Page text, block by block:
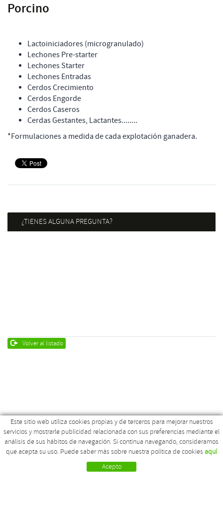
Porcino
Lactoiniciadores (microgranulado)
Lechones Pre-starter
Lechones Starter
Lechones Entradas
Cerdos Crecimiento
Cerdos Engorde
Cerdos Caseros
Cerdas Gestantes, Lactantes........
*Formulaciones a medida de cada explotación ganadera.
¿TIENES ALGUNA PREGUNTA?
Volver al listado
Empresa
Calidad y trazabilidad
Situación
Can Polit Nou, s/n
17179 La Pinya - Girona
972 268 569
EMPRESA
Este sitio web utiliza cookies propias y de terceros para mejorar nuestros
servicios y mostrarle publicidad relacionada con sus preferencias mediante el
análisis de sus hábitos de navegación. Si continua navegando, consideramos
que acepta su uso. Puede saber más sobre nuestra política de cookies aquí
Acepto